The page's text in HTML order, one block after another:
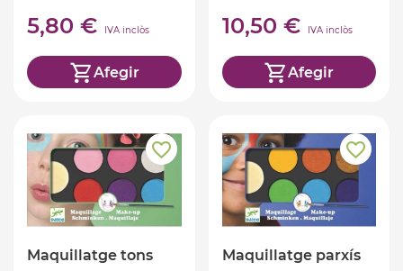
5,80 € IVA inclòs
Afegir
10,50 € IVA inclòs
Afegir
Maquillatge tons
Maquillatge parxís